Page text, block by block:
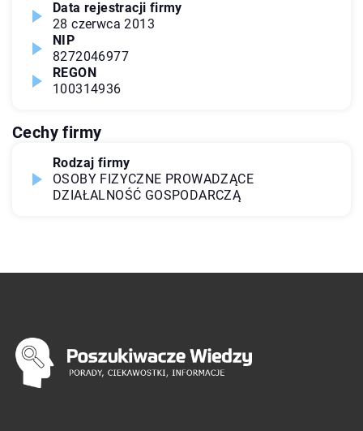
Data rejestracji firmy
28 czerwca 2013
NIP
8272046977
REGON
100314936
Cechy firmy
Rodzaj firmy
OSOBY FIZYCZNE PROWADZĄCE
DZIAŁALNOŚĆ GOSPODARCZĄ